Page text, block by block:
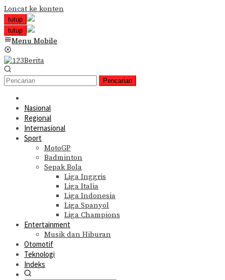
Loncat ke konten
tutup
tutup
Menu Mobile
Pencarian
Nasional
Regional
Internasional
Sport
MotoGP
Badminton
Sepak Bola
Liga Inggris
Liga Italia
Liga Indonesia
Liga Spanyol
Liga Champions
Entertainment
Musik dan Hiburan
Otomotif
Teknologi
Indeks